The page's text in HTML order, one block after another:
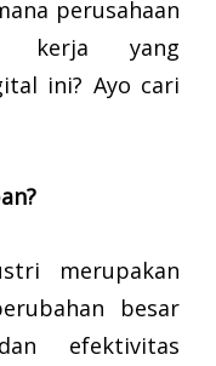
perusahaan
kerja yang
ini? Ayo cari
merupakan
besar
efektivitas